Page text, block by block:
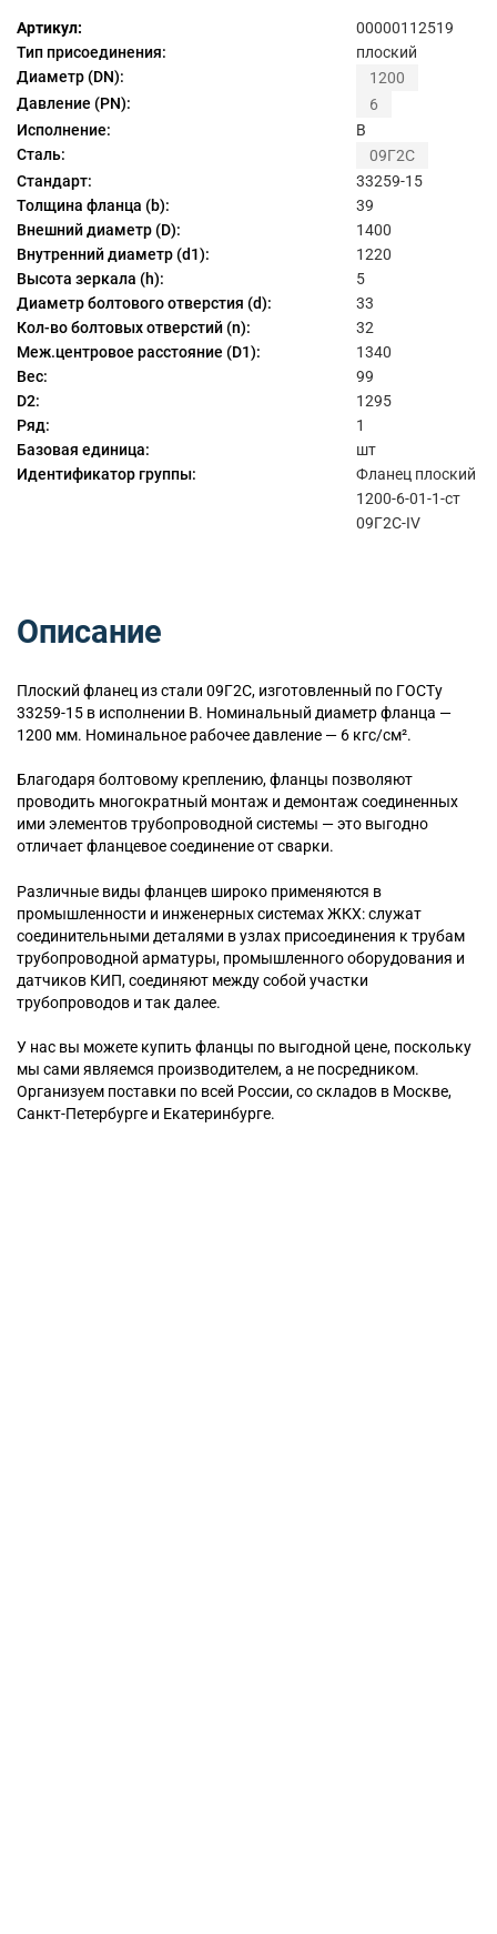
Артикул:
00000112519
Тип присоединения:
плоский
Диаметр (DN):
1200
Давление (PN):
6
Исполнение:
B
Сталь:
09Г2С
Стандарт:
33259-15
Толщина фланца (b):
39
Внешний диаметр (D):
1400
Внутренний диаметр (d1):
1220
Высота зеркала (h):
5
Диаметр болтового отверстия (d):
33
Кол-во болтовых отверстий (n):
32
Меж.центровое расстояние (D1):
1340
Вес:
99
D2:
1295
Ряд:
1
Базовая единица:
шт
Идентификатор группы:
Фланец плоский
1200-6-01-1-ст
09Г2С-IV
Описание
Плоский фланец из стали 09Г2С, изготовленный по ГОСТу
33259-15 в исполнении B. Номинальный диаметр фланца —
1200 мм. Номинальное рабочее давление — 6 кгс/см².
Благодаря болтовому креплению, фланцы позволяют
проводить многократный монтаж и демонтаж соединенных
ими элементов трубопроводной системы — это выгодно
отличает фланцевое соединение от сварки.
Различные виды фланцев широко применяются в
промышленности и инженерных системах ЖКХ: служат
соединительными деталями в узлах присоединения к трубам
трубопроводной арматуры, промышленного оборудования и
датчиков КИП, соединяют между собой участки
трубопроводов и так далее.
У нас вы можете купить фланцы по выгодной цене, поскольку
мы сами являемся производителем, а не посредником.
Организуем поставки по всей России, со складов в Москве,
Санкт-Петербурге и Екатеринбурге.